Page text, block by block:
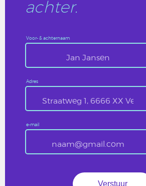
achter.
Voor- & achternaam
Adres
e-mail